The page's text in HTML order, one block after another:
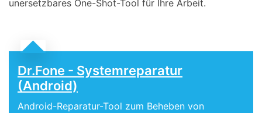
unersetzbares One-Shot-Tool für Ihre Arbeit.
Dr.Fone - Systemreparatur
(Android)
Android-Reparatur-Tool zum Beheben von